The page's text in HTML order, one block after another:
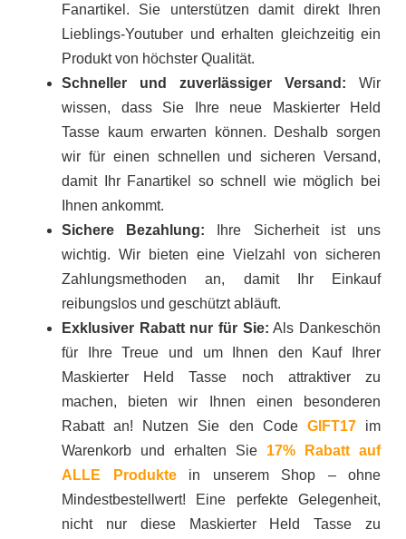
Fanartikel. Sie unterstützen damit direkt Ihren
Lieblings-Youtuber und erhalten gleichzeitig ein
Produkt von höchster Qualität.
Schneller und zuverlässiger Versand: Wir
wissen, dass Sie Ihre neue Maskierter Held
Tasse kaum erwarten können. Deshalb sorgen
wir für einen schnellen und sicheren Versand,
damit Ihr Fanartikel so schnell wie möglich bei
Ihnen ankommt.
Sichere Bezahlung: Ihre Sicherheit ist uns
wichtig. Wir bieten eine Vielzahl von sicheren
Zahlungsmethoden an, damit Ihr Einkauf
reibungslos und geschützt abläuft.
Exklusiver Rabatt nur für Sie: Als Dankeschön
für Ihre Treue und um Ihnen den Kauf Ihrer
Maskierter Held Tasse noch attraktiver zu
machen, bieten wir Ihnen einen besonderen
Rabatt an! Nutzen Sie den Code GIFT17im
Warenkorb und erhalten Sie 17% Rabatt auf
ALLE Produktein unserem Shop – ohne
Mindestbestellwert! Eine perfekte Gelegenheit,
nicht nur diese Maskierter Held Tasse zu